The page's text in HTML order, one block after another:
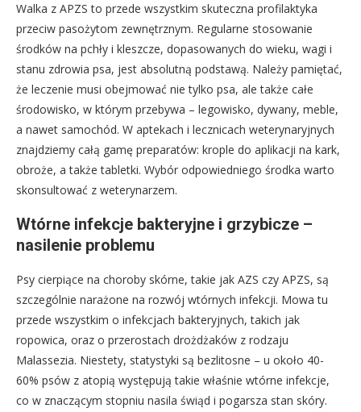
Walka z APZS to przede wszystkim skuteczna profilaktyka
przeciw pasożytom zewnętrznym. Regularne stosowanie
środków na pchły i kleszcze, dopasowanych do wieku, wagi i
stanu zdrowia psa, jest absolutną podstawą. Należy pamiętać,
że leczenie musi obejmować nie tylko psa, ale także całe
środowisko, w którym przebywa – legowisko, dywany, meble,
a nawet samochód. W aptekach i lecznicach weterynaryjnych
znajdziemy całą gamę preparatów: krople do aplikacji na kark,
obroże, a także tabletki. Wybór odpowiedniego środka warto
skonsultować z weterynarzem.
Wtórne infekcje bakteryjne i grzybicze –
nasilenie problemu
Psy cierpiące na choroby skórne, takie jak AZS czy APZS, są
szczególnie narażone na rozwój wtórnych infekcji. Mowa tu
przede wszystkim o infekcjach bakteryjnych, takich jak
ropowica, oraz o przerostach drożdżaków z rodzaju
Malassezia. Niestety, statystyki są bezlitosne – u około 40-
60% psów z atopią występują takie właśnie wtórne infekcje,
co w znaczącym stopniu nasila świąd i pogarsza stan skóry.